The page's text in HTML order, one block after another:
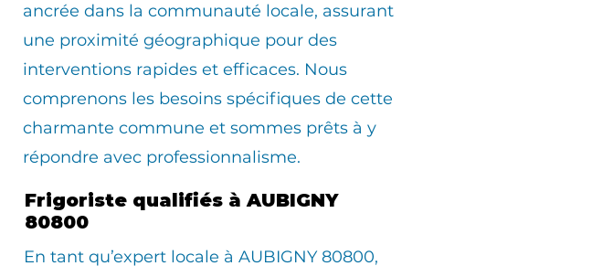
ancrée dans la communauté locale, assurant
une proximité géographique pour des
interventions rapides et efficaces. Nous
comprenons les besoins spécifiques de cette
charmante commune et sommes prêts à y
répondre avec professionnalisme.
Frigoriste qualifiés à AUBIGNY
80800
En tant qu’expert locale à AUBIGNY 80800,